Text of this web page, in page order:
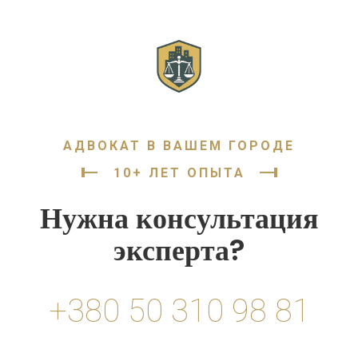
АДВОКАТ В ВАШЕМ ГОРОДЕ
10+ ЛЕТ ОПЫТА
Нужна консультация
эксперта?
+380 50 310 98 81